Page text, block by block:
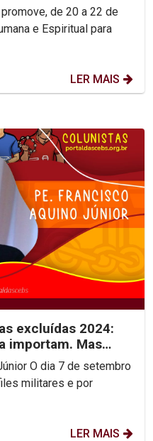
de 20 a 22 de
e Espiritual para
LER MAIS
excluídas 2024:
importam. Mas
militares e por
LER MAIS